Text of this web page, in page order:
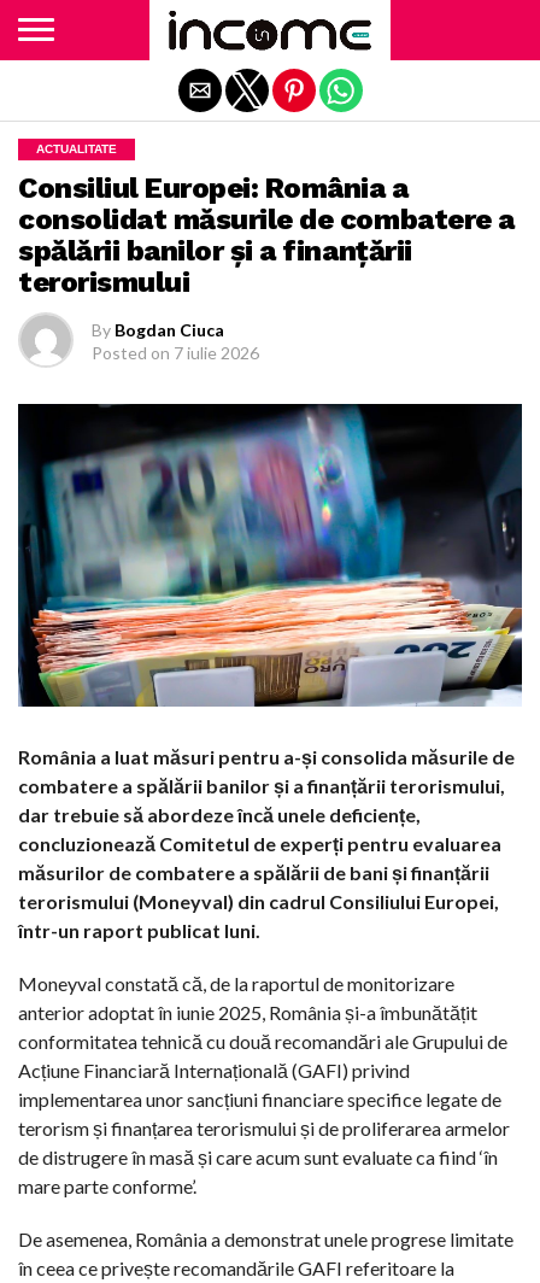
ACTUALITATE
Consiliul Europei: România a
consolidat măsurile de combatere a
spălării banilor și a finanțării
terorismului
By Bogdan Ciuca
Posted on 7 iulie 2026
România a luat măsuri pentru a-și consolida măsurile de
combatere a spălării banilor și a finanțării terorismului,
dar trebuie să abordeze încă unele deficiențe,
concluzionează Comitetul de experți pentru evaluarea
măsurilor de combatere a spălării de bani și finanțării
terorismului (Moneyval) din cadrul Consiliului Europei,
într-un raport publicat luni.
Moneyval constată că, de la raportul de monitorizare
anterior adoptat în iunie 2025, România și-a îmbunătățit
conformitatea tehnică cu două recomandări ale Grupului de
Acțiune Financiară Internațională (GAFI) privind
implementarea unor sancțiuni financiare specifice legate de
terorism și finanțarea terorismului și de proliferarea armelor
de distrugere în masă și care acum sunt evaluate ca fiind ‘în
mare parte conforme’.
De asemenea, România a demonstrat unele progrese limitate
în ceea ce privește recomandările GAFI referitoare la
Exit mobile version